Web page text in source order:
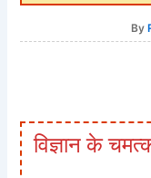
By
विज्ञान के